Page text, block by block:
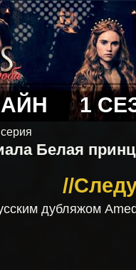
1
Белая
//
дубляжом